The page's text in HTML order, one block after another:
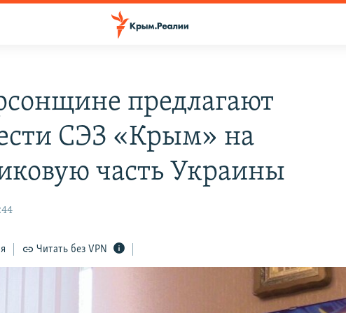
предлагают
СЭЗ «Крым» на
часть Украины
Читать без VPN